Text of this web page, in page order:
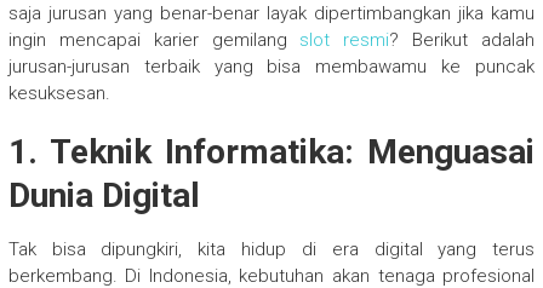
saja jurusan yang benar-benar layak dipertimbangkan jika kamu
ingin mencapai karier gemilang slot resmi? Berikut adalah
jurusan-jurusan terbaik yang bisa membawamu ke puncak
kesuksesan.
1. Teknik Informatika: Menguasai
Dunia Digital
Tak bisa dipungkiri, kita hidup di era digital yang terus
berkembang. Di Indonesia, kebutuhan akan tenaga profesional